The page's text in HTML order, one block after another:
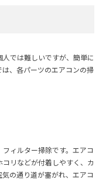
では難しいですが、簡単に
、各パーツのエアコンの掃
ィルター掃除です。エアコ
リなどが付着しやすく、カ
の通り道が塞がれ、エアコ